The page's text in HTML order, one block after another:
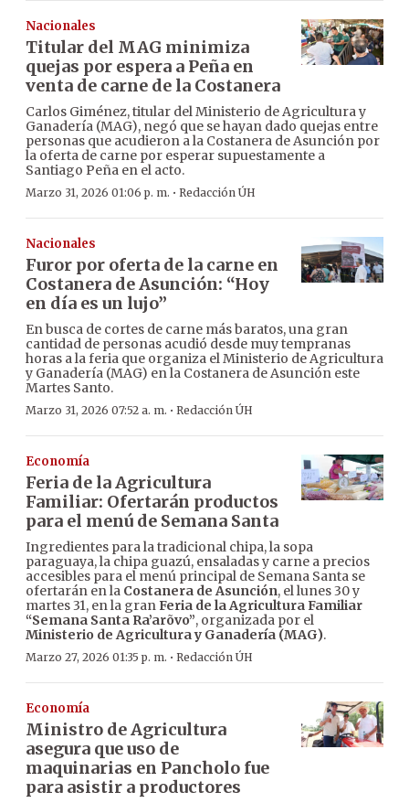
Nacionales
Titular del MAG minimiza
quejas por espera a Peña en
venta de carne de la Costanera
Carlos Giménez, titular del Ministerio de Agricultura y
Ganadería (MAG), negó que se hayan dado quejas entre
personas que acudieron a la Costanera de Asunción por
la oferta de carne por esperar supuestamente a
Santiago Peña en el acto.
Marzo 31, 2026 01:06 p. m. · Redacción ÚH
Nacionales
Furor por oferta de la carne en
Costanera de Asunción: “Hoy
en día es un lujo”
En busca de cortes de carne más baratos, una gran
cantidad de personas acudió desde muy tempranas
horas a la feria que organiza el Ministerio de Agricultura
y Ganadería (MAG) en la Costanera de Asunción este
Martes Santo.
Marzo 31, 2026 07:52 a. m. · Redacción ÚH
Economía
Feria de la Agricultura
Familiar: Ofertarán productos
para el menú de Semana Santa
Ingredientes para la tradicional chipa, la sopa
paraguaya, la chipa guazú, ensaladas y carne a precios
accesibles para el menú principal de Semana Santa se
ofertarán en la Costanera de Asunción, el lunes 30 y
martes 31, en la granFeria de la Agricultura Familiar
“Semana Santa Ra’arõvo”, organizada por el
Ministerio de Agricultura y Ganadería (MAG).
Marzo 27, 2026 01:35 p. m. · Redacción ÚH
Economía
Ministro de Agricultura
asegura que uso de
maquinarias en Pancholo fue
para asistir a productores